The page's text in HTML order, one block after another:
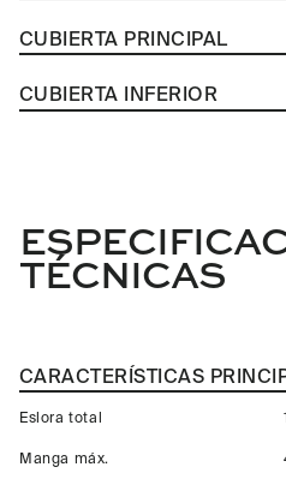
CUBIERTA PRINCIPAL
CUBIERTA INFERIOR
TÉCNICAS
CARACTERÍSTICAS
Eslora total
Manga máx.